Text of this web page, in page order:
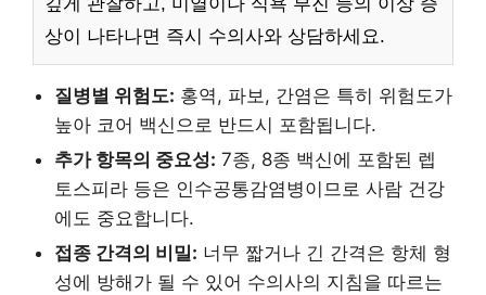
깊게 관찰하고, 미열이나 식욕 부진 등의 이상 증
상이 나타나면 즉시 수의사와 상담하세요.
질병별 위험도: 홍역, 파보, 간염은 특히 위험도가
높아 코어 백신으로 반드시 포함됩니다.
추가 항목의 중요성: 7종, 8종 백신에 포함된 렙
토스피라 등은 인수공통감염병이므로 사람 건강
에도 중요합니다.
접종 간격의 비밀: 너무 짧거나 긴 간격은 항체 형
성에 방해가 될 수 있어 수의사의 지침을 따르는